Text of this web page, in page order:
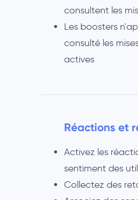
consultent les
Les boosters
consulté les
actives
Réactions et
Activez les
sentiment des
Collectez des